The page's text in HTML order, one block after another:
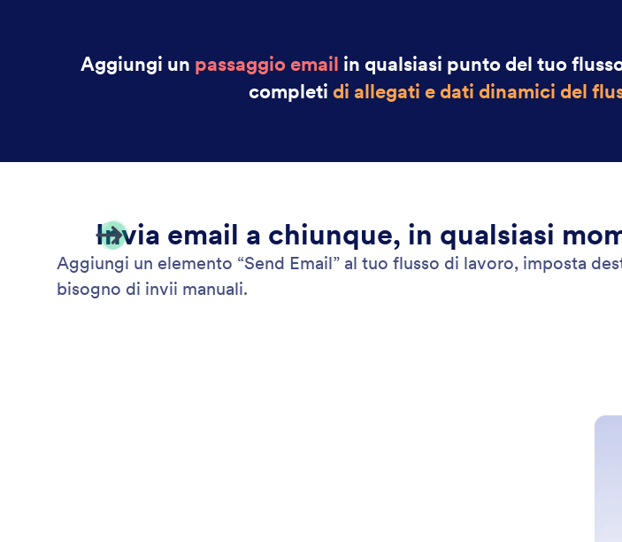
Aggiungi un passaggio email in qualsiasi punto del tuo
completi di allegati e dati dinamici del
Invia email a chiunque, in qualsiasi
Aggiungi un elemento “Send Email” al tuo flusso di lavoro, imposta
bisogno di invii manuali.